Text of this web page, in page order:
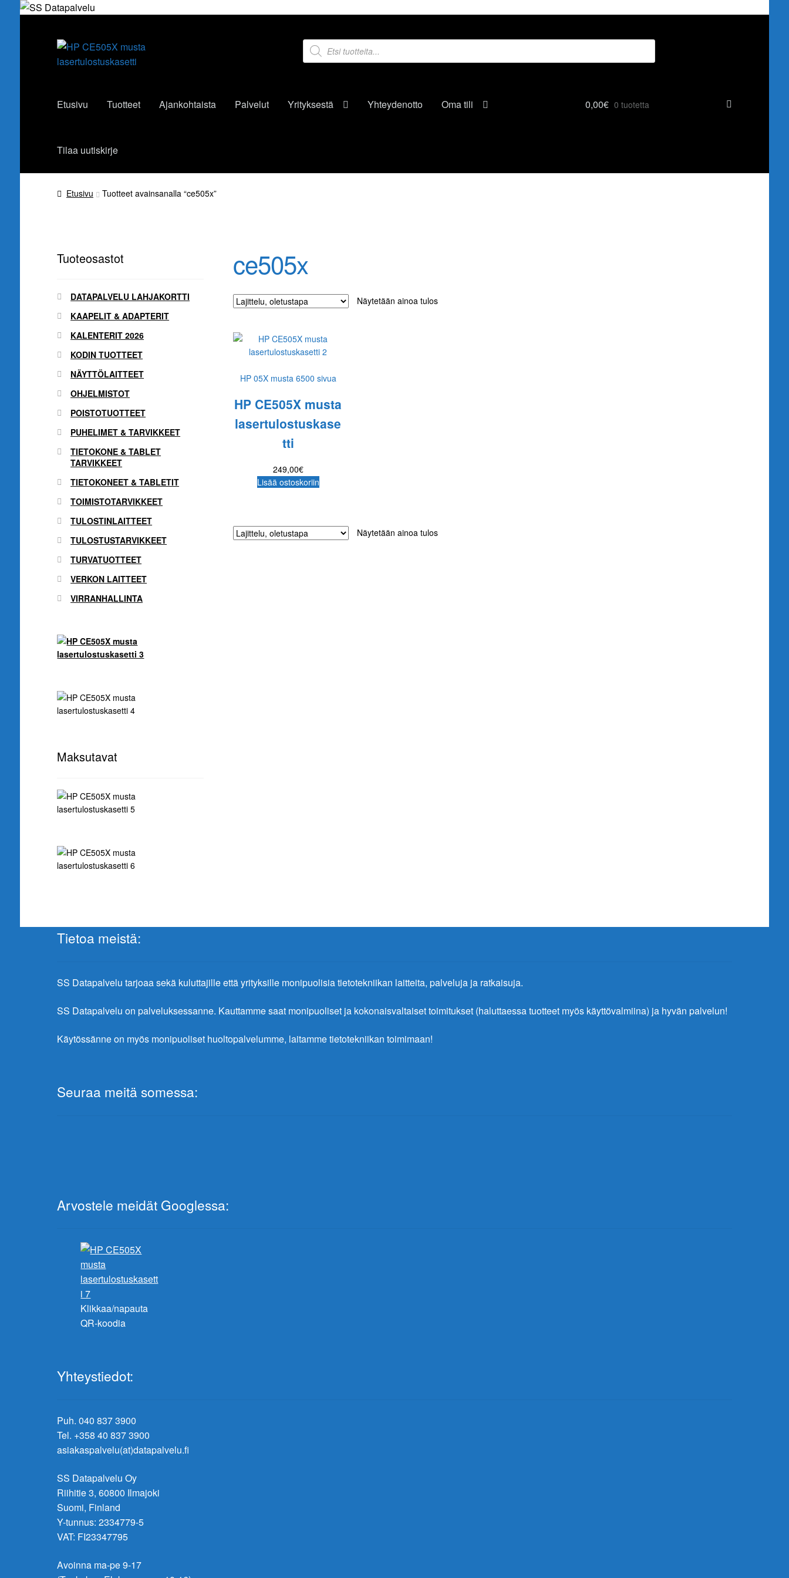
Siirry
navigointiin
Siirry
sisältöön
Products
search
Etusivu Tuotteet Ajankohtaista Palvelut Yrityksestä Yhteydenotto Oma tili
Tilaa uutiskirje
0,00€ 0 tuotetta
Etusivu Tuotteet avainsanalla “ce505x”
ce505x
Näytetään ainoa tulos
HP 05X musta 6500 sivua
HP CE505X musta
lasertulostuskase
tti
249,00€
Lisää ostoskoriin
Näytetään ainoa tulos
Tuoteosastot
DATAPALVELU LAHJAKORTTI
KAAPELIT & ADAPTERIT
KALENTERIT 2026
KODIN TUOTTEET
NÄYTTÖLAITTEET
OHJELMISTOT
POISTOTUOTTEET
PUHELIMET & TARVIKKEET
TIETOKONE & TABLET
TARVIKKEET
TIETOKONEET & TABLETIT
TOIMISTOTARVIKKEET
TULOSTINLAITTEET
TULOSTUSTARVIKKEET
TURVATUOTTEET
VERKON LAITTEET
VIRRANHALLINTA
Maksutavat
Tietoa meistä:
SS Datapalvelu tarjoaa sekä kuluttajille että yrityksille monipuolisia tietotekniikan laitteita, palveluja ja ratkaisuja.
SS Datapalvelu on palveluksessanne. Kauttamme saat monipuoliset ja kokonaisvaltaiset toimitukset (haluttaessa tuotteet myös käyttövalmiina) ja hyvän palvelun!
Käytössänne on myös monipuoliset huoltopalvelumme, laitamme tietotekniikan toimimaan!
Seuraa meitä somessa:
Arvostele meidät Googlessa:
Klikkaa/napauta
QR-koodia
Yhteystiedot:
Puh. 040 837 3900
Tel. +358 40 837 3900
asiakaspalvelu(at)datapalvelu.fi
SS Datapalvelu Oy
Riihitie 3, 60800 Ilmajoki
Suomi, Finland
Y-tunnus: 2334779-5
VAT: FI23347795
Avoinna ma-pe 9-17